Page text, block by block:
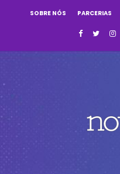
SOBRE NÓS PARCERIAS